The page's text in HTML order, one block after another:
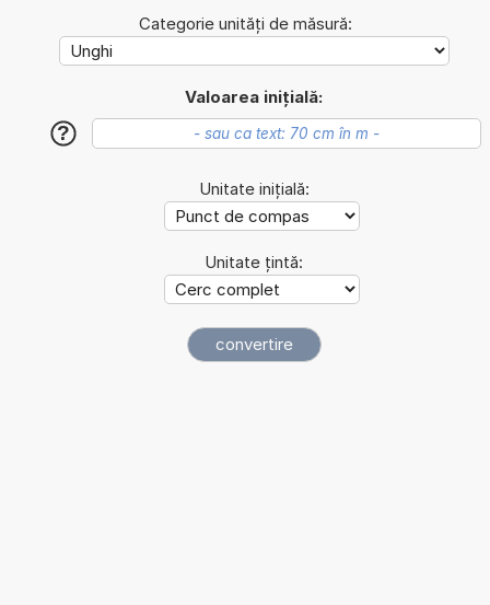
Categorie unități de măsură:
Valoarea inițială:
?
Unitate inițială:
Unitate țintă: